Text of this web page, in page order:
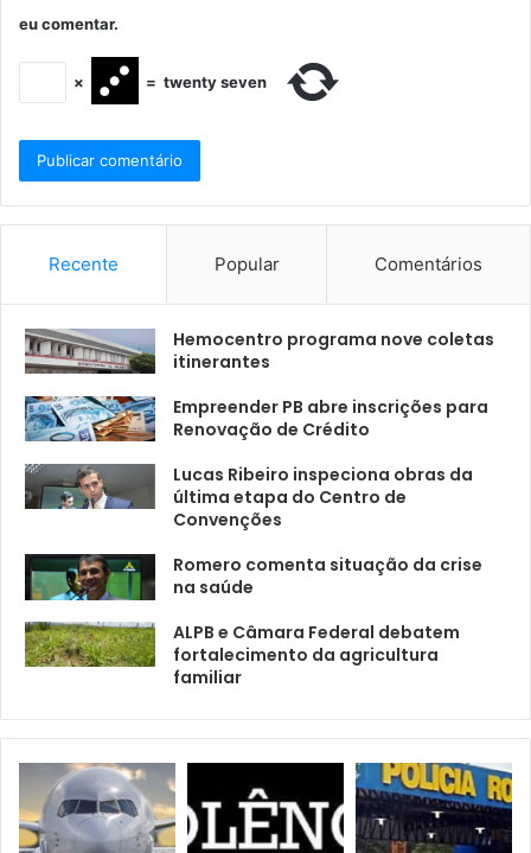
eu comentar.
× = twenty seven
Recente Popular Comentários
Hemocentro programa nove coletas
itinerantes
Empreender PB abre inscrições para
Renovação de Crédito
Lucas Ribeiro inspeciona obras da
última etapa do Centro de
Convenções
Romero comenta situação da crise
na saúde
ALPB e Câmara Federal debatem
fortalecimento da agricultura
familiar